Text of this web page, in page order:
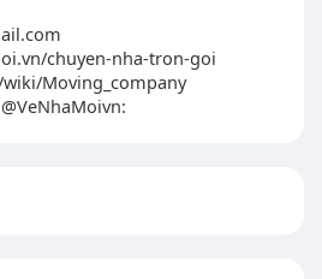
chuyen-nha-tron-goi
Moving_company